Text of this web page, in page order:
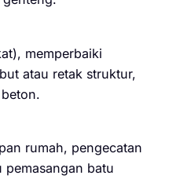
memperbaiki
atau retak struktur,
rumah, pengecatan
batu